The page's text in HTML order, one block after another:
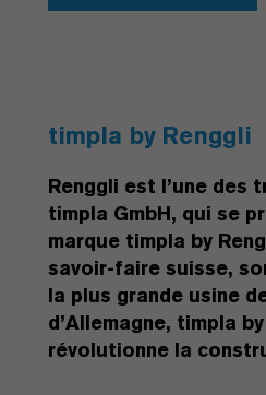
timpla by Renggli
Renggli est l’une des
timpla GmbH, qui se
marque timpla by
savoir-faire suisse,
la plus grande usine
d’Allemagne, timpla
révolutionne la